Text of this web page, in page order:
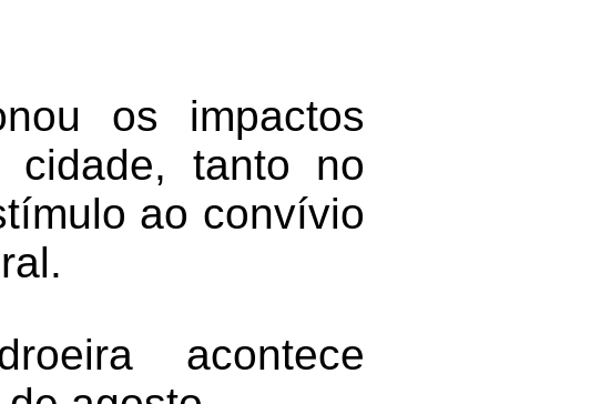
os impactos
cidade, tanto no
ao convívio
acontece